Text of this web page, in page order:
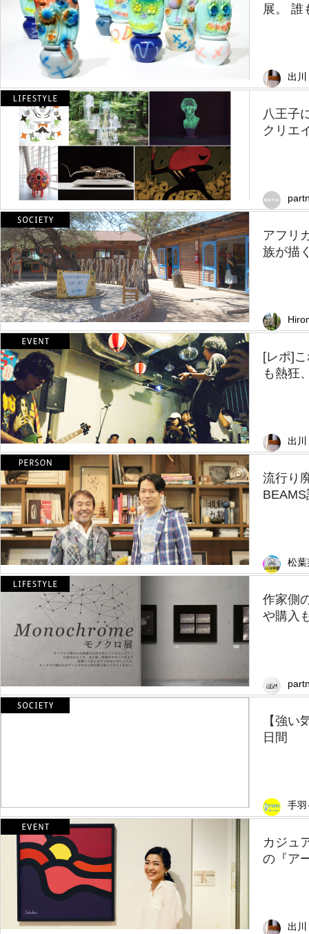
展。 誰
出
八王子
クリエ
アフリ
族が描
[レポ]
も熱狂
出
流行り
松葉
作家側
や購入
【強い
日間
手羽
カジュ
の『ア
出